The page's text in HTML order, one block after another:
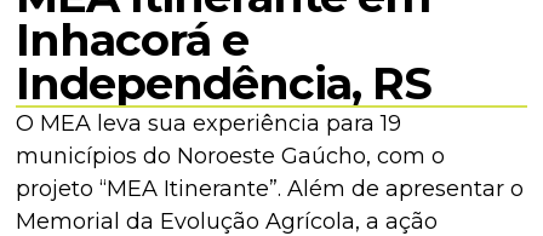
Inhacorá e
Independência, RS
O MEA leva sua experiência para 19
municípios do Noroeste Gaúcho, com o
projeto “MEA Itinerante”. Além de apresentar o
Memorial da Evolução Agrícola, a ação